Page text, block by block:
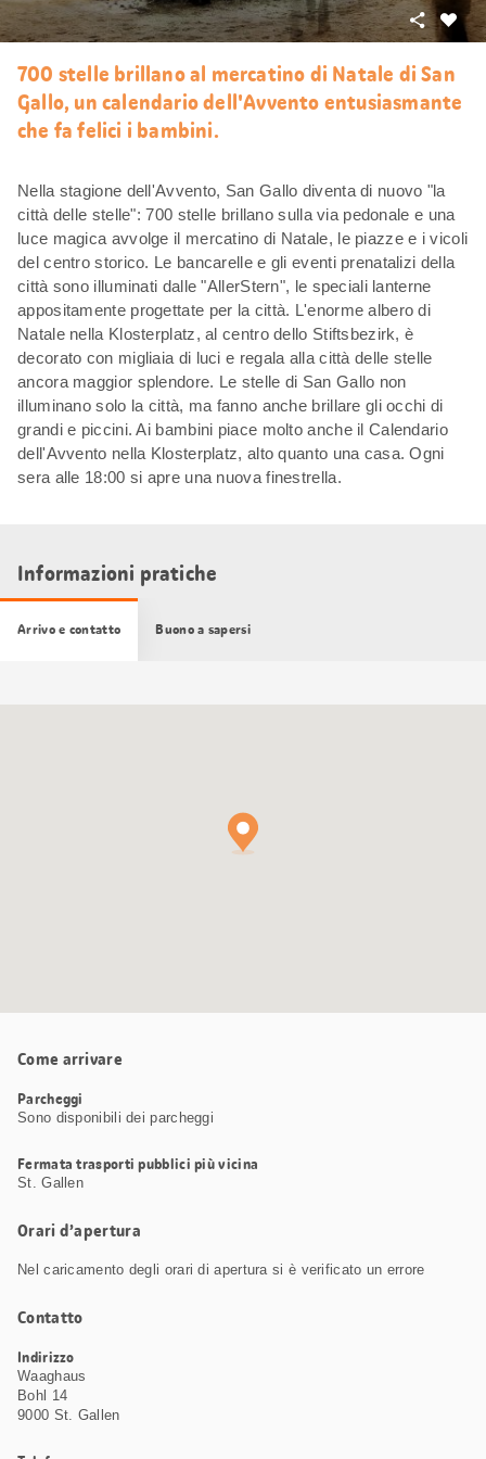
Condividi
700 stelle brillano al mercatino di Natale di San
Gallo, un calendario dell'Avvento entusiasmante
che fa felici i bambini.
Nella stagione dell'Avvento, San Gallo diventa di nuovo "la
città delle stelle": 700 stelle brillano sulla via pedonale e una
luce magica avvolge il mercatino di Natale, le piazze e i vicoli
del centro storico. Le bancarelle e gli eventi prenatalizi della
città sono illuminati dalle "AllerStern", le speciali lanterne
appositamente progettate per la città. L'enorme albero di
Natale nella Klosterplatz, al centro dello Stiftsbezirk, è
decorato con migliaia di luci e regala alla città delle stelle
ancora maggior splendore. Le stelle di San Gallo non
illuminano solo la città, ma fanno anche brillare gli occhi di
grandi e piccini. Ai bambini piace molto anche il Calendario
dell'Avvento nella Klosterplatz, alto quanto una casa. Ogni
sera alle 18:00 si apre una nuova finestrella.
Informazioni pratiche
Arrivo e contatto Buono a sapersi
Come arrivare
Parcheggi
Sono disponibili dei parcheggi
Fermata trasporti pubblici più vicina
St. Gallen
Orari d’apertura
Nel caricamento degli orari di apertura si è verificato un errore
Contatto
Indirizzo
Waaghaus
Bohl 14
9000 St. Gallen